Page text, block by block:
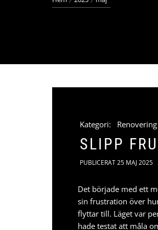
Kategori: Renovering
SLIPP
PUBLICERAT25 MAJ 2025
Det började med ett
sin frustration över
flyttar till. Läget var
hade testat att måla